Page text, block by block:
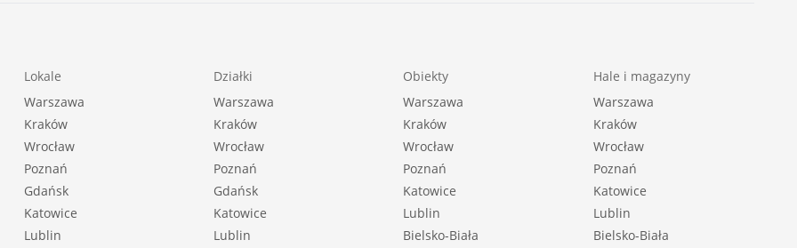
Lokale
Warszawa
Kraków
Wrocław
Poznań
Gdańsk
Katowice
Lublin
Działki
Warszawa
Kraków
Wrocław
Poznań
Gdańsk
Katowice
Lublin
Obiekty
Warszawa
Kraków
Wrocław
Poznań
Katowice
Lublin
Bielsko-Biała
Hale i magazyny
Warszawa
Kraków
Wrocław
Poznań
Katowice
Lublin
Bielsko-Biała